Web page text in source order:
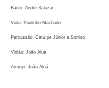
Baixo: André Salazar
Viola: Paulinho Machado
Percussão: Catuípe Júnior e Sorriso
Violão: João Aluá
Arranjo: João Aluá